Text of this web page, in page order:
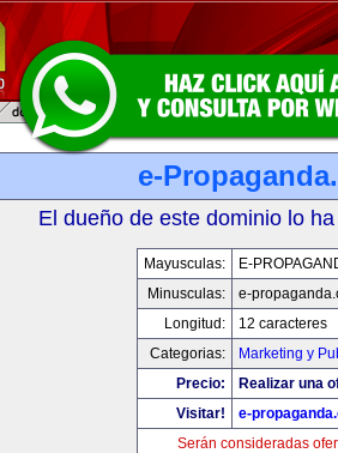
e-
El dueño de este dominio lo
Mayusculas:
E-
Minusculas:
e-
Longitud:
12 caracteres
Categorias:
Marketing y
Precio:
Realizar una
Visitar!
e-
Serán consideradas